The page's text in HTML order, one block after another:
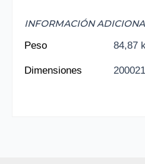
INFORMACIÓN
Peso
84,87
Dimensiones